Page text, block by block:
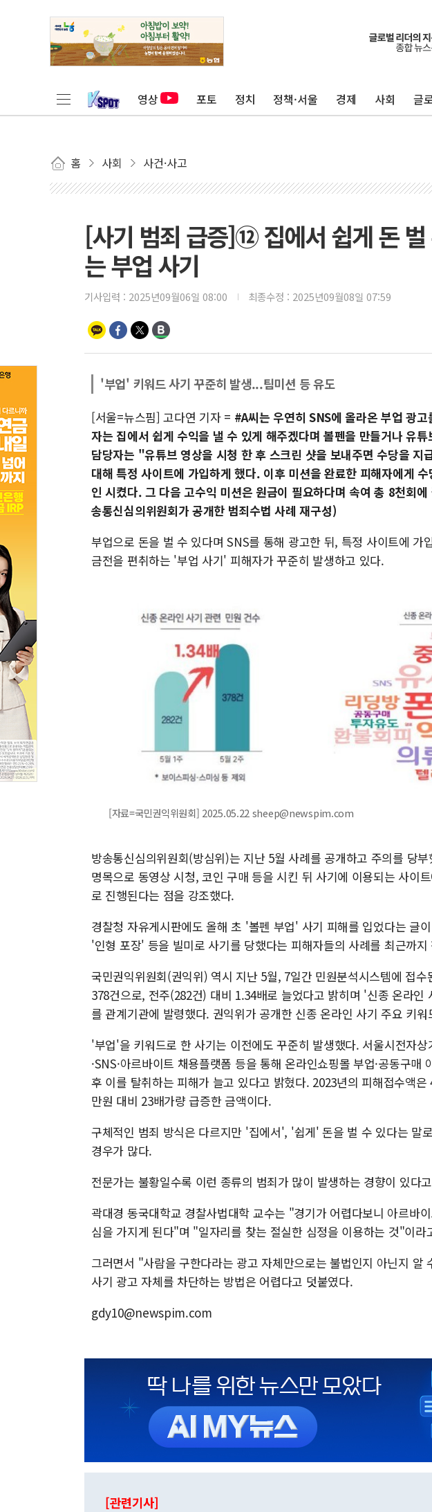
영상 포토 정치 정책·서울 경제 사회 글
홈 사회 사건·사고
[사기 범죄 급증]⑫ 집에서 쉽게 돈
는 부업 사기
기사입력 : 2025년09월06일 08:00 최종수정 : 2025년09월08일 07:59
'부업' 키워드 사기 꾸준히 발생...팀미션 등 유도
[서울=뉴스핌] 고다연 기자 = #A씨는 우연히 SNS에 올라온 부업 광
자는 집에서 쉽게 수익을 낼 수 있게 해주겠다며 볼펜을 만들거나 유
담당자는 "유튜브 영상을 시청 한 후 스크린 샷을 보내주면 수당을
대해 특정 사이트에 가입하게 했다. 이후 미션을 완료한 피해자에게
인 시켰다. 그 다음 고수익 미션은 원금이 필요하다며 속여 총 8천회
송통신심의위원회가 공개한 범죄수법 사례 재구성)
부업으로 돈을 벌 수 있다며 SNS를 통해 광고한 뒤, 특정 사이트에 가
금전을 편취하는 '부업 사기' 피해자가 꾸준히 발생하고 있다.
[자료=국민권익위원회] 2025.05.22 sheep@newspim.com
방송통신심의위원회(방심위)는 지난 5월 사례를 공개하고 주의를 당
명목으로 동영상 시청, 코인 구매 등을 시킨 뒤 사기에 이용되는 사이
로 진행된다는 점을 강조했다.
경찰청 자유게시판에도 올해 초 '볼펜 부업' 사기 피해를 입었다는 글
'인형 포장' 등을 빌미로 사기를 당했다는 피해자들의 사례를 최근까
국민권익위원회(권익위) 역시 지난 5월, 7일간 민원분석시스템에 접
378건으로, 전주(282건) 대비 1.34배로 늘었다고 밝히며 '신종 온라인
를 관계기관에 발령했다. 권익위가 공개한 신종 온라인 사기 주요 키
'부업'을 키워드로 한 사기는 이전에도 꾸준히 발생했다. 서울시전자
·SNS·아르바이트 채용플랫폼 등을 통해 온라인쇼핑몰 부업·공동구매
후 이를 탈취하는 피해가 늘고 있다고 밝혔다. 2023년의 피해접수액
만원 대비 23배가량 급증한 금액이다.
구체적인 범죄 방식은 다르지만 '집에서', '쉽게' 돈을 벌 수 있다는 말
경우가 많다.
전문가는 불황일수록 이런 종류의 범죄가 많이 발생하는 경향이 있다
곽대경 동국대학교 경찰사법대학 교수는 "경기가 어렵다보니 아르바
심을 가지게 된다"며 "일자리를 찾는 절실한 심정을 이용하는 것"이라
그러면서 "사람을 구한다라는 광고 자체만으로는 불법인지 아닌지 알
사기 광고 자체를 차단하는 방법은 어렵다고 덧붙였다.
gdy10@newspim.com
[관련기사]